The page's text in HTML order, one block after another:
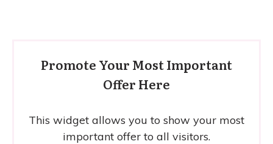
Promote Your Most Important
Offer Here
This widget allows you to show your most
important offer to all visitors.